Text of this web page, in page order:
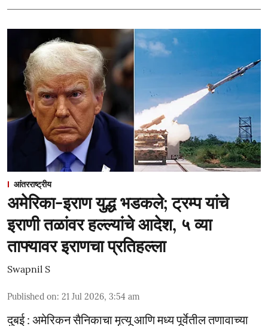
आंतरराष्ट्रीय
अमेरिका-इराण युद्ध भडकले; ट्रम्प यांचे
इराणी तळांवर हल्ल्यांचे आदेश, ५ व्या
ताफ्यावर इराणचा प्रतिहल्ला
Swapnil S
Published on: 21 Jul 2026, 3:54 am
दुबई : अमेरिकन सैनिकाचा मृत्यू आणि मध्य पूर्वेतील तणावाच्या